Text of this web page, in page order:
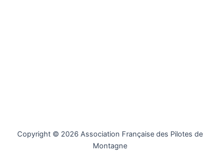
Copyright © 2026 Association Française des Pilotes de
Montagne